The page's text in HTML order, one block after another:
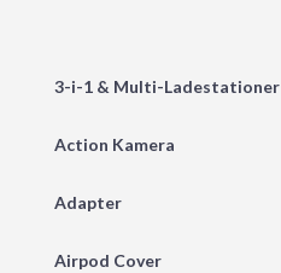
3-i-1 & Multi-Ladestationer
Action Kamera
Adapter
Airpod Cover